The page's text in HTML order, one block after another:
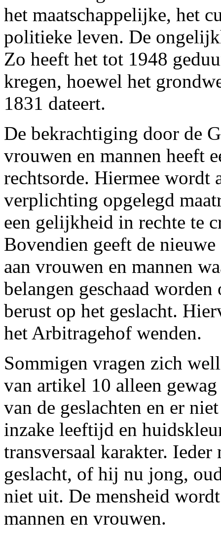
het maatschappelijke, het
politieke leven. De
Zo heeft het tot 1948
kregen, hoewel het
1831 dateert.
De bekrachtiging door de
vrouwen en mannen heeft
rechtsorde. Hiermee wordt
verplichting opgelegd
een gelijkheid in rechte te
Bovendien geeft de
aan vrouwen en mannen
belangen geschaad
berust op het geslacht.
het Arbitragehof wenden.
Sommigen vragen zich
van artikel 10 alleen
van de geslachten en er
inzake leeftijd en
transversaal karakter.
geslacht, of hij nu jong,
niet uit. De mensheid
mannen en vrouwen.